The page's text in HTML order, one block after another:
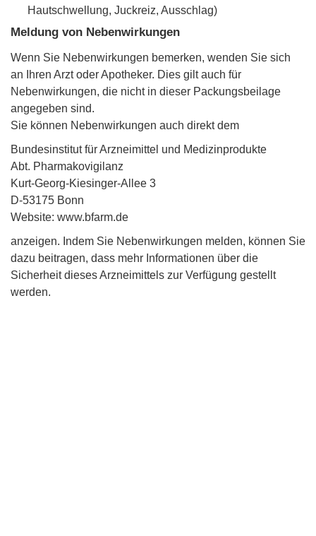
Hautschwellung, Juckreiz, Ausschlag)
Meldung von Nebenwirkungen
Wenn Sie Nebenwirkungen bemerken, wenden Sie sich
an Ihren Arzt oder Apotheker. Dies gilt auch für
Nebenwirkungen, die nicht in dieser Packungsbeilage
angegeben sind.
Sie können Nebenwirkungen auch direkt dem
Bundesinstitut für Arzneimittel und Medizinprodukte
Abt. Pharmakovigilanz
Kurt-Georg-Kiesinger-Allee 3
D-53175 Bonn
Website: www.bfarm.de
anzeigen. Indem Sie Nebenwirkungen melden, können Sie
dazu beitragen, dass mehr Informationen über die
Sicherheit dieses Arzneimittels zur Verfügung gestellt
werden.